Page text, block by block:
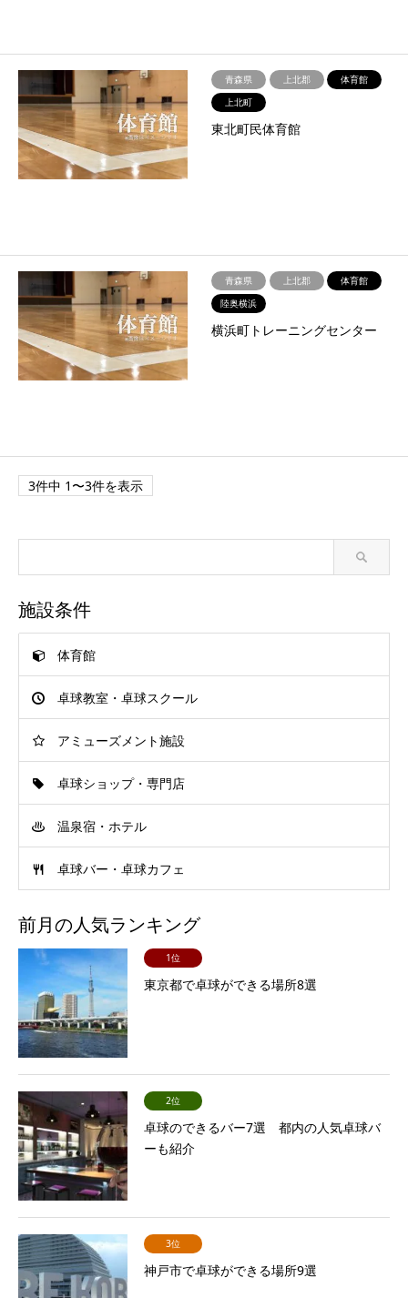
青森県 上北郡
体育館
上北町
東北町民体育館
青森県 上北郡
体育館
陸奥横浜
横浜町トレーニングセンター
3件中 1〜3件を表示
施設条件
体育館
卓球教室・卓球スクール
アミューズメント施設
卓球ショップ・専門店
温泉宿・ホテル
卓球バー・卓球カフェ
前月の人気ランキング
1位
東京都で卓球ができる場所8選
2位
卓球のできるバー7選 都内の人気卓球バ
ーも紹介
3位
神戸市で卓球ができる場所9選